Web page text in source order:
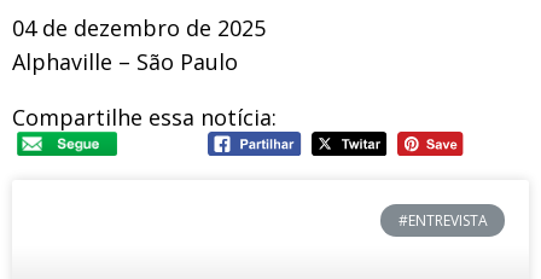
04 de dezembro de 2025
Alphaville – São Paulo
Compartilhe essa notícia:
#ENTREVISTA